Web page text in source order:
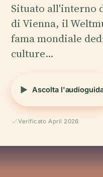
Situato all'interno
di Vienna, il
fama mondiale
culture…
Ascolta
Verificato April 2026